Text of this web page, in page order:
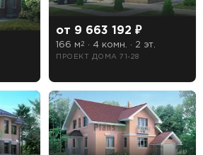
от 9 663 192 ₽
166 м2 · 4 комн. · 2 эт.
ПРОЕКТ ДОМА 71-28